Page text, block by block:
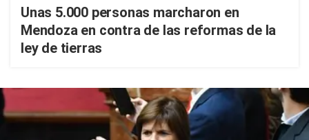
Unas 5.000 personas marcharon en
Mendoza en contra de las reformas de la
ley de tierras